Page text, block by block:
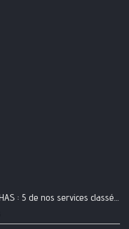
Evaluation HAS : 5 de nos services classés A